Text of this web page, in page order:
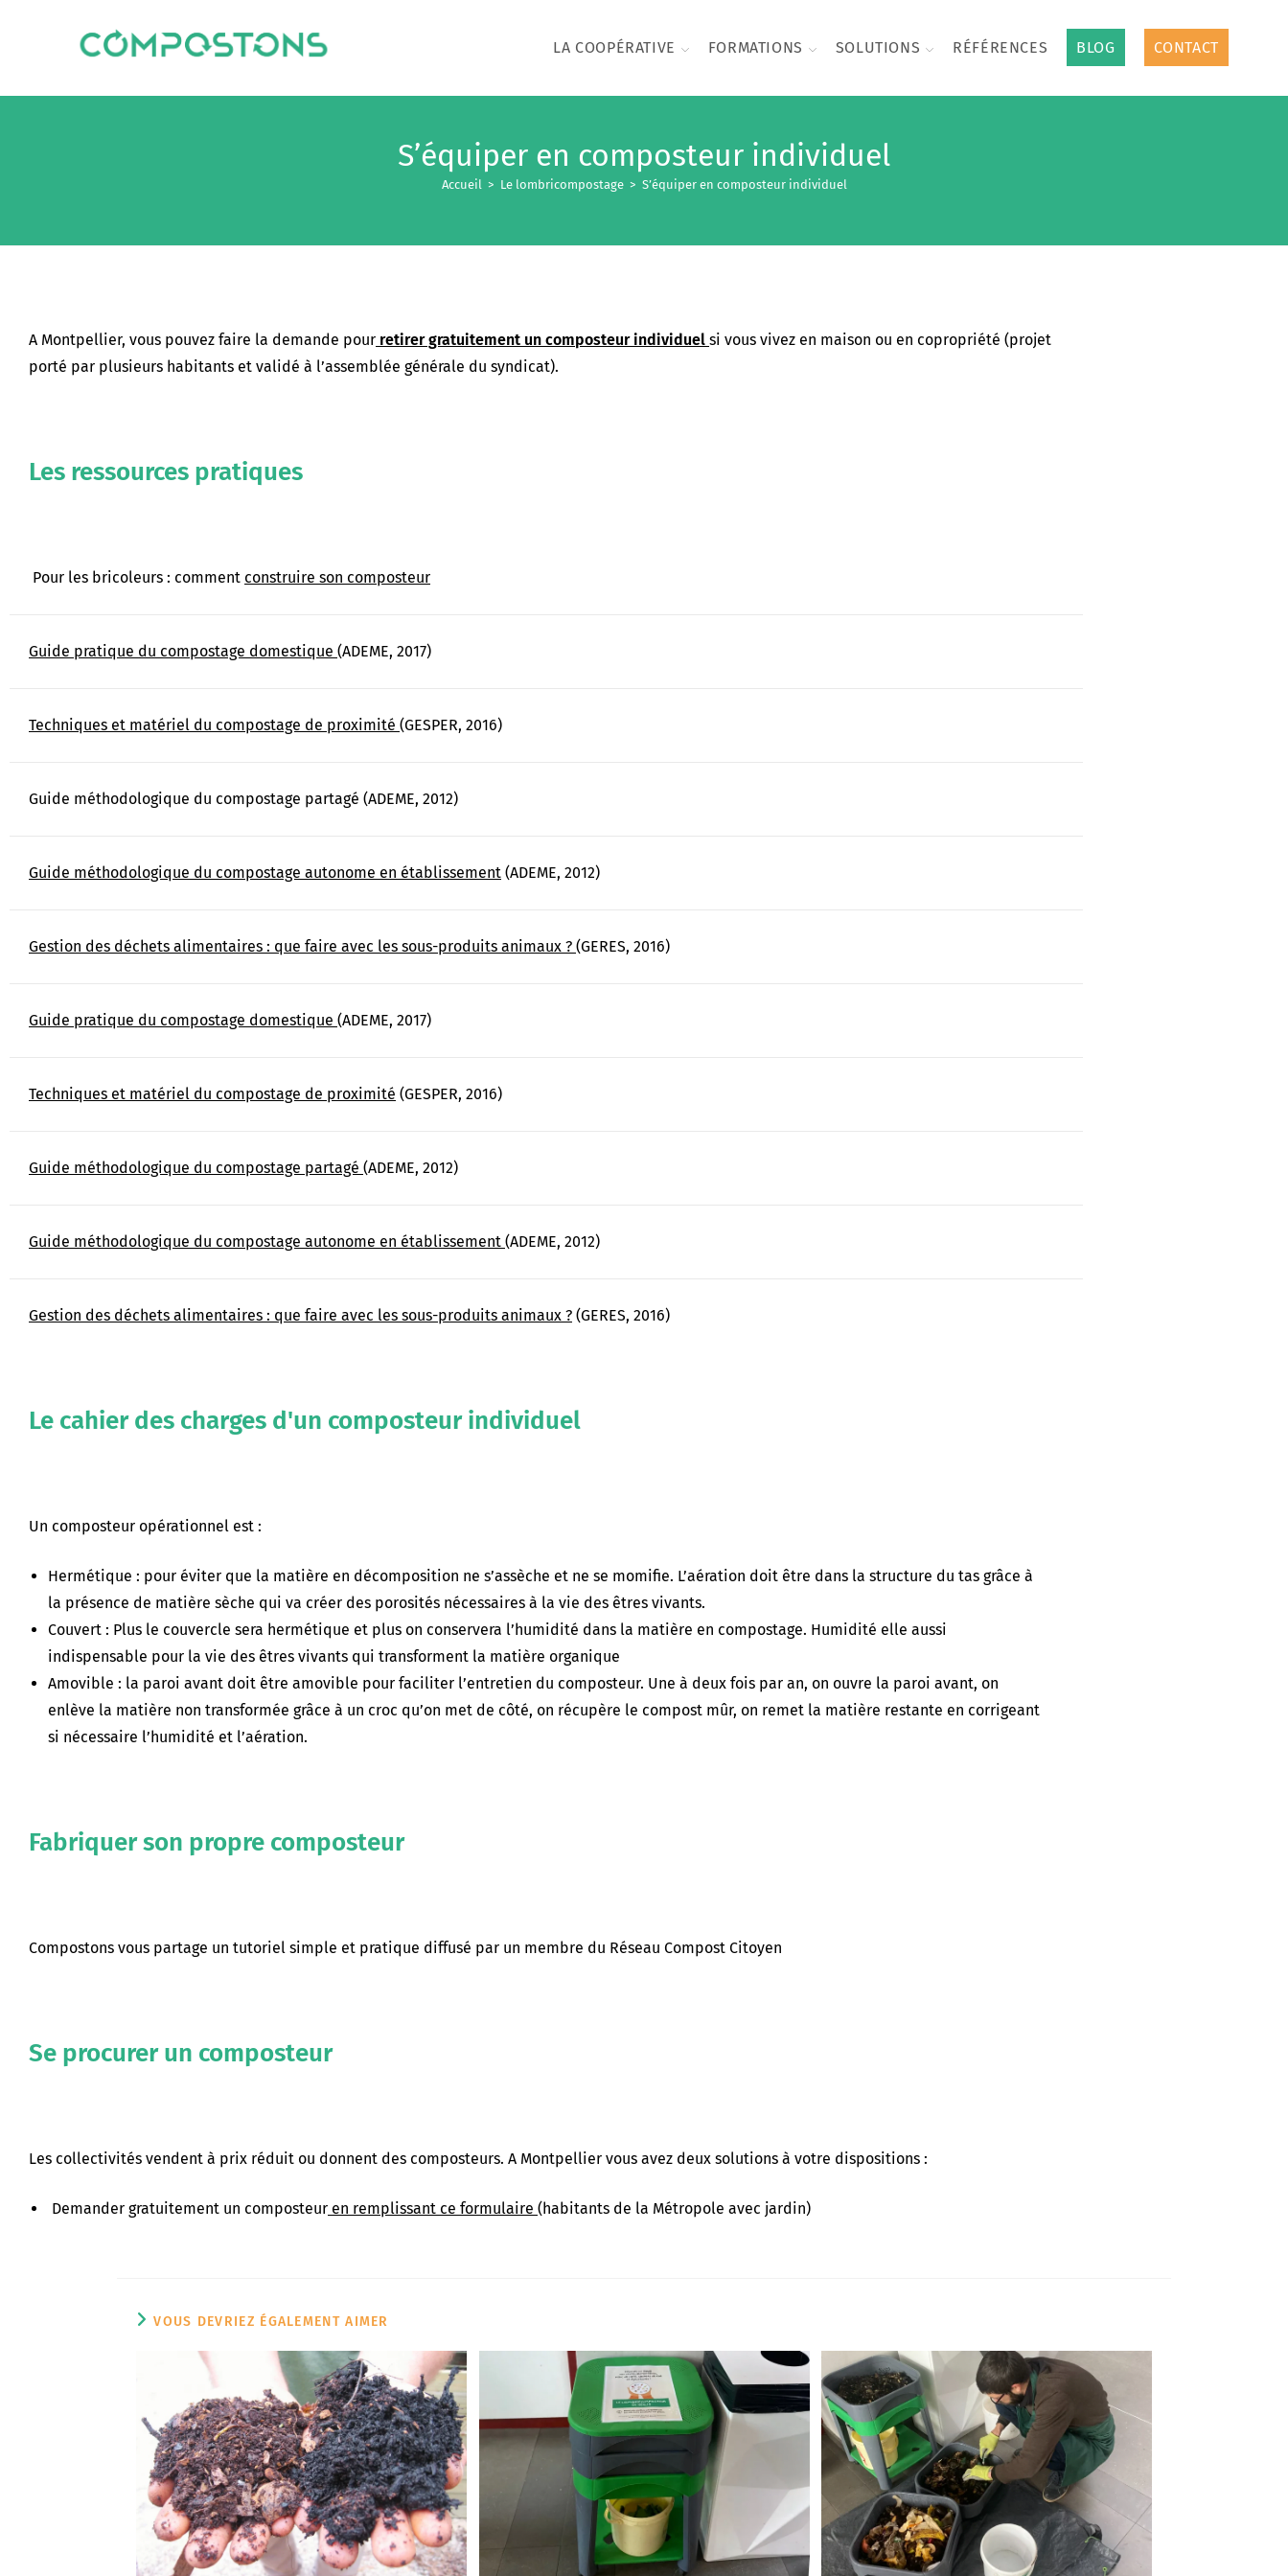
LA COOPÉRATIVE FORMATIONS SOLUTIONS RÉFÉRENCES BLOG CONTACT
S’équiper en composteur individuel
Accueil > Le lombricompostage > S’équiper en composteur individuel
A Montpellier, vous pouvez faire la demande pour retirer gratuitement un composteur individuel si vous vivez en maison ou en copropriété (projet
porté par plusieurs habitants et validé à l’assemblée générale du syndicat).
Les ressources pratiques
Pour les bricoleurs : comment construire son composteur
Guide pratique du compostage domestique (ADEME, 2017)
Techniques et matériel du compostage de proximité (GESPER, 2016)
Guide méthodologique du compostage partagé (ADEME, 2012)
Guide méthodologique du compostage autonome en établissement (ADEME, 2012)
Gestion des déchets alimentaires : que faire avec les sous-produits animaux ? (GERES, 2016)
Guide pratique du compostage domestique (ADEME, 2017)
Techniques et matériel du compostage de proximité (GESPER, 2016)
Guide méthodologique du compostage partagé (ADEME, 2012)
Guide méthodologique du compostage autonome en établissement (ADEME, 2012)
Gestion des déchets alimentaires : que faire avec les sous-produits animaux ? (GERES, 2016)
Le cahier des charges d'un composteur individuel
Un composteur opérationnel est :
Hermétique : pour éviter que la matière en décomposition ne s’assèche et ne se momifie. L’aération doit être dans la structure du tas grâce à
la présence de matière sèche qui va créer des porosités nécessaires à la vie des êtres vivants.
Couvert : Plus le couvercle sera hermétique et plus on conservera l’humidité dans la matière en compostage. Humidité elle aussi
indispensable pour la vie des êtres vivants qui transforment la matière organique
Amovible : la paroi avant doit être amovible pour faciliter l’entretien du composteur. Une à deux fois par an, on ouvre la paroi avant, on
enlève la matière non transformée grâce à un croc qu’on met de côté, on récupère le compost mûr, on remet la matière restante en corrigeant
si nécessaire l’humidité et l’aération.
Fabriquer son propre composteur
Compostons vous partage un tutoriel simple et pratique diffusé par un membre du Réseau Compost Citoyen
Se procurer un composteur
Les collectivités vendent à prix réduit ou donnent des composteurs. A Montpellier vous avez deux solutions à votre dispositions :
Demander gratuitement un composteur en remplissant ce formulaire (habitants de la Métropole avec jardin)
VOUS DEVRIEZ ÉGALEMENT AIMER